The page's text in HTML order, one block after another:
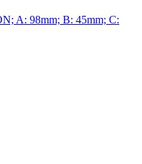
A: 98mm; B: 45mm; C: